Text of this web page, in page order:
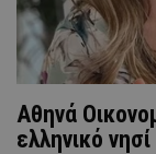
Αθηνά
ελληνικό